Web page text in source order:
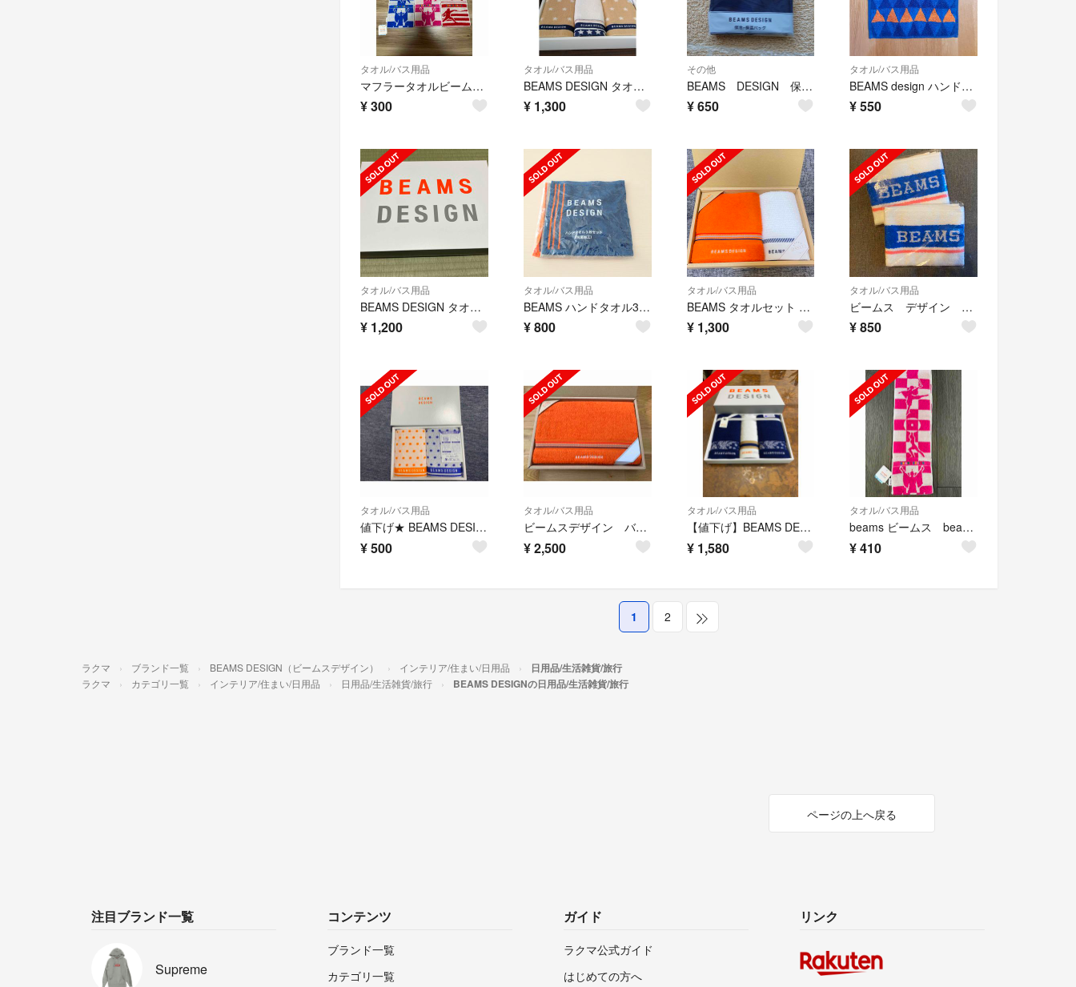
タオル/バス用品
マフラータオルビームスデザイン
¥300
タオル/バス用品
BEAMS DESIGN タオルセット
¥ 1,300
その他
BEAMS DESIGN 保冷保温バッグ
¥650
タオル/バス用品
BEAMS design ハンドタオル
¥550
タオル/バス用品
BEAMS DESIGN タオル 専用出品
¥ 1,200
タオル/バス用品
BEAMS ハンドタオル3枚セット
¥800
タオル/バス用品
BEAMS タオルセット 2枚
¥ 1,300
タオル/バス用品
ビームス デザイン フェイスタオル 2枚セット
¥850
タオル/バス用品
値下げ★ BEAMS DESIGN ウォッシュタオル2枚セット 新品未使用
¥500
タオル/バス用品
ビームスデザイン バスタオル 新品
¥2,500
タオル/バス用品
【値下げ】BEAMS DESIGNフェイス・ウォッシュタオルセット
¥ 1,580
タオル/バス用品
beams ビームス beams Design タオル フェイスタオル
¥410
1 2
ラクマ ブランド一覧 BEAMS DESIGN（ビームスデザイン） インテリア/住まい/日用品 日用品/生活雑貨/旅行
ラクマ カテゴリ一覧 インテリア/住まい/日用品 日用品/生活雑貨/旅行 BEAMS DESIGNの日用品/生活雑貨/旅行
ページの上へ戻る
注目ブランド一覧
Supreme
コンテンツ
ブランド一覧
カテゴリ一覧
ガイド
ラクマ公式ガイド
はじめての方へ
リンク